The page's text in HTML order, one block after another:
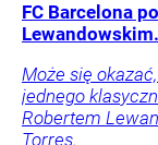
FC Barcelona
Może się
jednego
Robertem
Torres.